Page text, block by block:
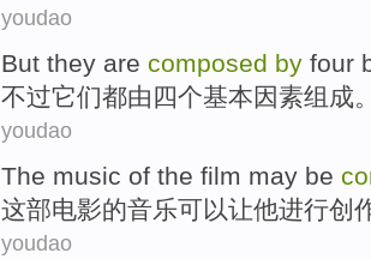
youdao
But they are composed by four
不过它们都由四个基本因素组成
youdao
The music of the film may be
这部电影的音乐可以让他进行创
youdao